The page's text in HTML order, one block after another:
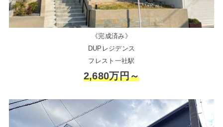
《完成済み》
DUPレジデンス
フレスト一社駅
2,680万円～